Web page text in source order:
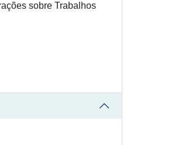
sobre Trabalhos